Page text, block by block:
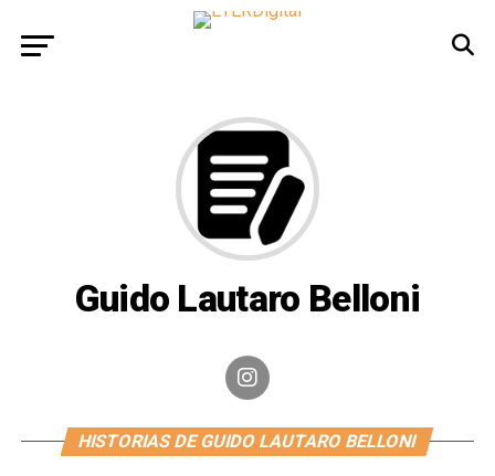
Guido Lautaro Belloni
HISTORIAS DE GUIDO LAUTARO BELLONI